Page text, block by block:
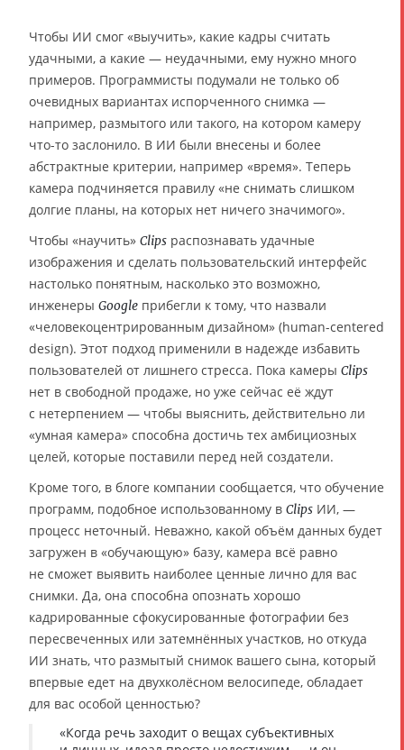
Чтобы ИИ смог «выучить», какие кадры считать
удачными, а какие — неудачными, ему нужно много
примеров. Программисты подумали не только об
очевидных вариантах испорченного снимка —
например, размытого или такого, на котором камеру
что-то заслонило. В ИИ были внесены и более
абстрактные критерии, например «время». Теперь
камера подчиняется правилу «не снимать слишком
долгие планы, на которых нет ничего значимого».
Чтобы «научить» Clips распознавать удачные
изображения и сделать пользовательский интерфейс
настолько понятным, насколько это возможно,
инженеры Google прибегли к тому, что назвали
«человекоцентрированным дизайном» (human-centered
design). Этот подход применили в надежде избавить
пользователей от лишнего стресса. Пока камеры Clips
нет в свободной продаже, но уже сейчас её ждут
с нетерпением — чтобы выяснить, действительно ли
«умная камера» способна достичь тех амбициозных
целей, которые поставили перед ней создатели.
Кроме того, в блоге компании сообщается, что обучение
программ, подобное использованному в Clips ИИ, —
процесс неточный. Неважно, какой объём данных будет
загружен в «обучающую» базу, камера всё равно
не сможет выявить наиболее ценные лично для вас
снимки. Да, она способна опознать хорошо
кадрированные сфокусированные фотографии без
пересвеченных или затемнённых участков, но откуда
ИИ знать, что размытый снимок вашего сына, который
впервые едет на двухколёсном велосипеде, обладает
для вас особой ценностью?
«Когда речь заходит о вещах субъективных